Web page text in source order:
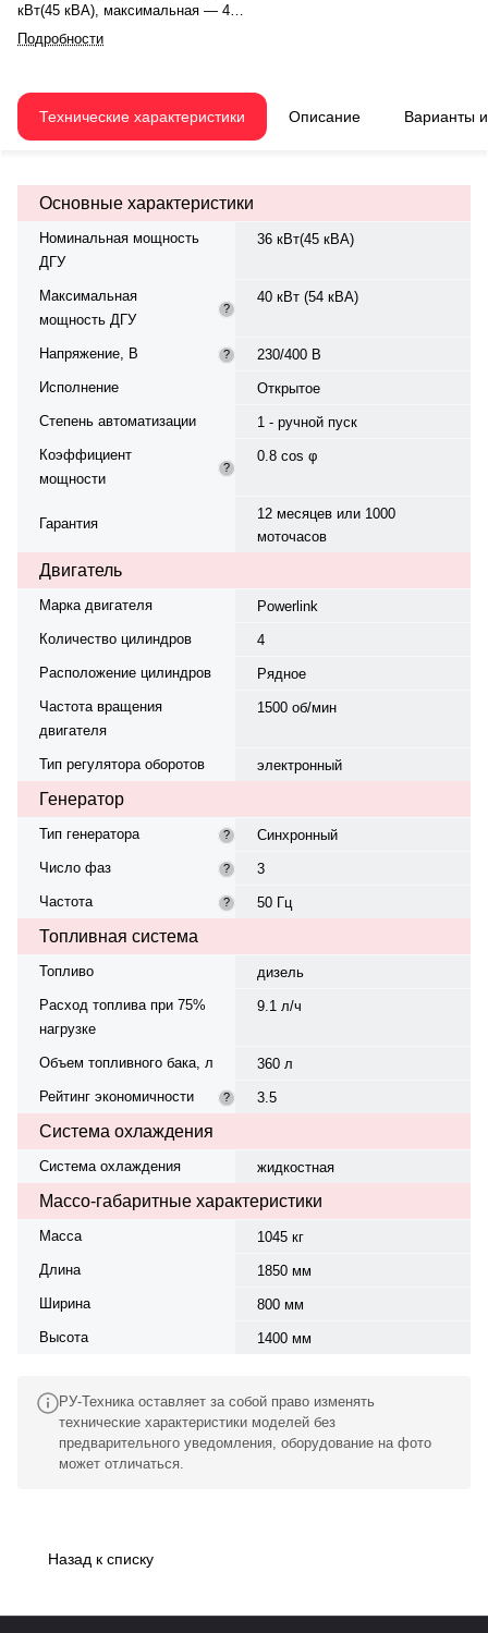
кВт(45 кВА), максимальная — 40
кВт (54 кВА). Двигатель Powerlink
—, рядное, 4.0-цилиндровый, с
охлаждения — жидкостная.
Частота вращения — 1500 об/
при 75% мощности — 39.6 ч. Вес
— 1045 кг, габариты:
Производство: Китай, гарантия —
12 месяцев или 1000 моточасов.
Подробности
Технические характеристики Описание Варианты
Основные характеристики
Номинальная мощность
ДГУ
36 кВт(45 кВА)
Максимальная
мощность ДГУ
?
40 кВт (54 кВА)
Напряжение, В ?
230/400 В
Исполнение
Открытое
Степень автоматизации
1 - ручной пуск
Коэффициент
мощности
?
0.8 cos φ
Гарантия
12 месяцев или 1000
моточасов
Двигатель
Марка двигателя
Powerlink
Количество цилиндров
4
Расположение цилиндров
Рядное
Частота вращения
двигателя
1500 об/мин
Тип регулятора оборотов электронный
Генератор
Тип генератора ?
Синхронный
Число фаз
?
3
Частота
? 50 Гц
Топливная система
Топливо
дизель
Расход топлива при 75%
нагрузке
9.1 л/ч
Объем топливного бака, л
360 л
Рейтинг экономичности
? 3.5
Система охлаждения
Система охлаждения жидкостная
Массо-габаритные характеристики
Масса
1045 кг
Длина
1850 мм
Ширина
800 мм
Высота
1400 мм
РУ-Техника оставляет за собой право изменять
технические характеристики моделей без
предварительного уведомления, оборудование на фото
может отличаться.
Назад к списку